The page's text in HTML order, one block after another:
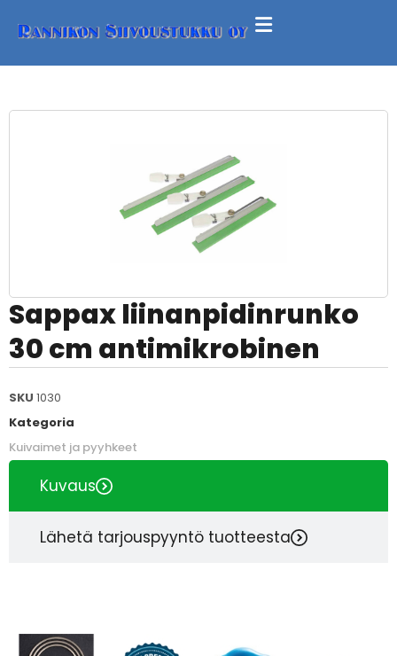
Sappax liinanpidinrunko
30 cm antimikrobinen
SKU 1030
Kategoria
Kuivaimet ja pyyhkeet
Kuvaus
Lähetä tarjouspyyntö tuotteesta